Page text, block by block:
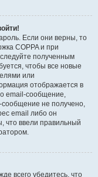
Если они верны, то
COPPA и при
полученным
чтобы все новые
или
отображается в
email-сообщение,
не получено,
email либо он
что ввели правильный
всего убедитесь, что